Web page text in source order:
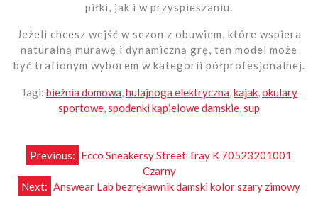
piłki, jak i w przyspieszaniu.
Jeżeli chcesz wejść w sezon z obuwiem, które wspiera
naturalną murawę i dynamiczną grę, ten model może
być trafionym wyborem w kategorii półprofesjonalnej.
Tagi: bieżnia domowa,hulajnoga elektryczna,kajak,okulary
sportowe,spodenki kąpielowe damskie,sup
Nawigacja
wpisu
Previous: Ecco Sneakersy Street Tray K 70523201001
Czarny
Next: Answear Lab bezrękawnik damski kolor szary zimowy